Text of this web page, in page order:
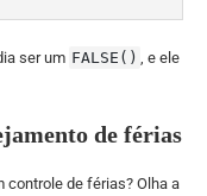
ser um FALSE() , e ele
de férias
controle de férias? Olha a